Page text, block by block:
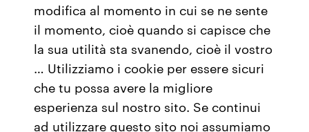
modifica al momento in cui se ne sente
il momento, cioè quando si capisce che
la sua utilità sta svanendo, cioè il vostro
… Utilizziamo i cookie per essere sicuri
che tu possa avere la migliore
esperienza sul nostro sito. Se continui
ad utilizzare questo sito noi assumiamo